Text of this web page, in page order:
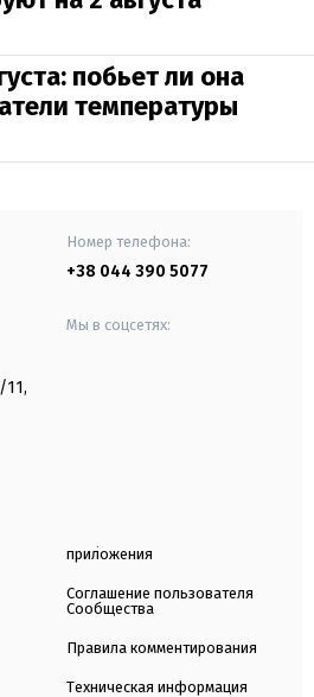
побьет ли она
температуры
Номер телефона:
+38 044 390 5077
11,
Мы в соцсетях:
приложения
Соглашение пользователя
Сообщества
Правила комментирования
Техническая информация